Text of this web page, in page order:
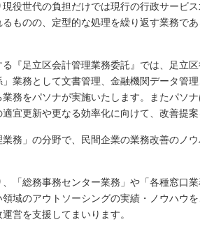
役世代の負担だけでは現行の行政サービ
ものの、定型的な処理を繰り返す業務で
『足立区会計管理業務委託』では、足立
業務として文書管理、金融機関データ管
務をパソナが実施いたします。またパソ
宜更新や更なる効率化に向けて、改善提案
務」の分野で、民間企業の業務改善のノ
「総務事務センター業務」や「各種窓口
域のアウトソーシングの実績・ノウハウ
営を支援してまいります。